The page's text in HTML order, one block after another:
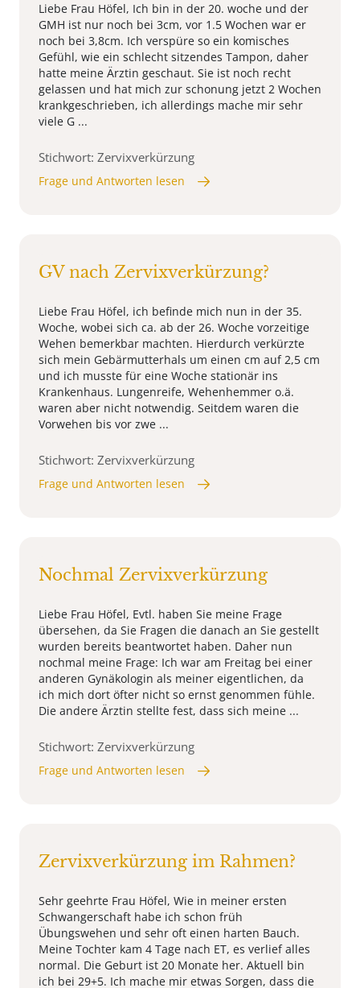
Liebe Frau Höfel, Ich bin in der 20. woche und der
GMH ist nur noch bei 3cm, vor 1.5 Wochen war er
noch bei 3,8cm. Ich verspüre so ein komisches
Gefühl, wie ein schlecht sitzendes Tampon, daher
hatte meine Ärztin geschaut. Sie ist noch recht
gelassen und hat mich zur schonung jetzt 2 Wochen
krankgeschrieben, ich allerdings mache mir sehr
viele G ...
Stichwort: Zervixverkürzung
Frage und Antworten lesen
GV nach Zervixverkürzung?
Liebe Frau Höfel, ich befinde mich nun in der 35.
Woche, wobei sich ca. ab der 26. Woche vorzeitige
Wehen bemerkbar machten. Hierdurch verkürzte
sich mein Gebärmutterhals um einen cm auf 2,5 cm
und ich musste für eine Woche stationär ins
Krankenhaus. Lungenreife, Wehenhemmer o.ä.
waren aber nicht notwendig. Seitdem waren die
Vorwehen bis vor zwe ...
Stichwort: Zervixverkürzung
Frage und Antworten lesen
Nochmal Zervixverkürzung
Liebe Frau Höfel, Evtl. haben Sie meine Frage
übersehen, da Sie Fragen die danach an Sie gestellt
wurden bereits beantwortet haben. Daher nun
nochmal meine Frage: Ich war am Freitag bei einer
anderen Gynäkologin als meiner eigentlichen, da
ich mich dort öfter nicht so ernst genommen fühle.
Die andere Ärztin stellte fest, dass sich meine ...
Stichwort: Zervixverkürzung
Frage und Antworten lesen
Zervixverkürzung im Rahmen?
Sehr geehrte Frau Höfel, Wie in meiner ersten
Schwangerschaft habe ich schon früh
Übungswehen und sehr oft einen harten Bauch.
Meine Tochter kam 4 Tage nach ET, es verlief alles
normal. Die Geburt ist 20 Monate her. Aktuell bin
ich bei 29+5. Ich mache mir etwas Sorgen, dass die